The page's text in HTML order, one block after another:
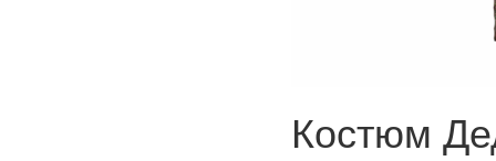
Костюм